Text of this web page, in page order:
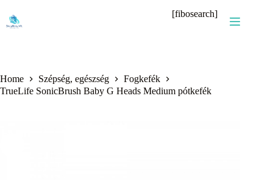
content
[fibosearch]
Home Szépség, egészség
Fogkefék
TrueLife SonicBrush Baby G Heads Medium pótkefék